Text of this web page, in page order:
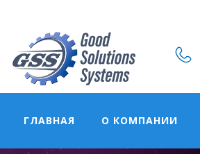
ГЛАВНАЯ О КОМПАНИИ